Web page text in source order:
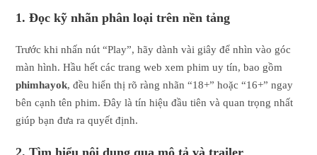
1. Đọc kỹ nhãn phân loại trên nền tảng
Trước khi nhấn nút “Play”, hãy dành vài giây để nhìn vào góc
màn hình. Hầu hết các trang web xem phim uy tín, bao gồm
phimhayok, đều hiển thị rõ ràng nhãn “18+” hoặc “16+” ngay
bên cạnh tên phim. Đây là tín hiệu đầu tiên và quan trọng nhất
giúp bạn đưa ra quyết định.